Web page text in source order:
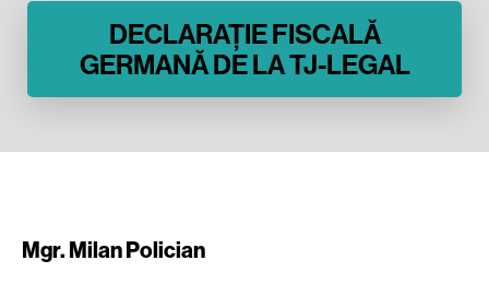
DECLARAȚIE FISCALĂ
GERMANĂ DE LA TJ-LEGAL
Mgr. Milan Polician